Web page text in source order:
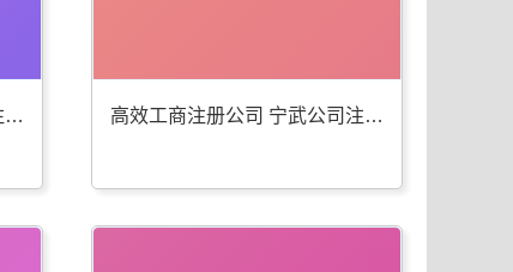
便捷工商年检代办 宁武公司注册服务佳 高效工商注册公司 宁武公司注册服务全